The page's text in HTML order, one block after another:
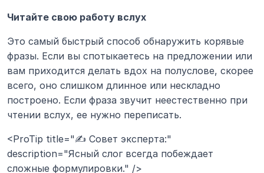
Читайте свою работу вслух
Это самый быстрый способ обнаружить корявые
фразы. Если вы спотыкаетесь на предложении или
вам приходится делать вдох на полуслове, скорее
всего, оно слишком длинное или нескладно
построено. Если фраза звучит неестественно при
чтении вслух, ее нужно переписать.
<ProTip title="✍️ Совет эксперта:"
description="Ясный слог всегда побеждает
сложные формулировки." />